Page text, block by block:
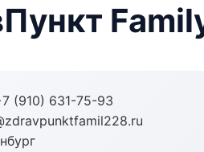
(910) 631-75-93